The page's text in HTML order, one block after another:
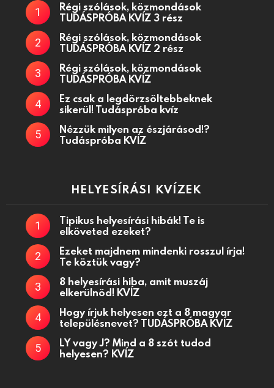
Régi szólások, közmondások
TUDÁSPRÓBA KVÍZ 3 rész
Régi szólások, közmondások
TUDÁSPRÓBA KVÍZ 2 rész
Régi szólások, közmondások
TUDÁSPRÓBA KVÍZ
Ez csak a legdörzsöltebbeknek
sikerül! Tudáspróba kvíz
Nézzük milyen az észjárásod!?
Tudáspróba KVÍZ
HELYESÍRÁSI KVÍZEK
Tipikus helyesírási hibák! Te is
elköveted ezeket?
Ezeket majdnem mindenki rosszul írja!
Te köztük vagy?
8 helyesírási hiba, amit muszáj
elkerülnöd! KVÍZ
Hogy írjuk helyesen ezt a 8 magyar
településnevet? TUDÁSPRÓBA KVÍZ
LY vagy J? Mind a 8 szót tudod
helyesen? KVÍZ